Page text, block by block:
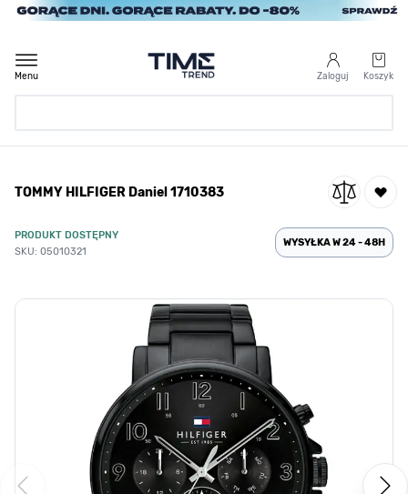
Przejdź do treści
Zaloguj Koszyk
Menu
/
TOMMY HILFIGER Daniel 1710383
TOMMY HILFIGER Daniel 1710383
PRODUKT DOSTĘPNY
SKU: 05010321
WYSYŁKA W 24 - 48H